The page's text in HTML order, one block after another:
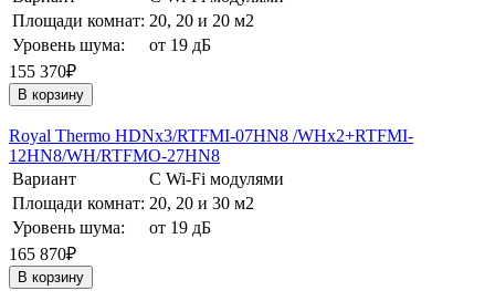
Площади комнат: 20, 20 и 20 м2
Уровень шума:
от 19 дБ
155 370₽
В корзину
Royal Thermo HDNх3/RTFMI-07HN8 /WHх2+RTFMI-
12HN8/WH/RTFMO-27HN8
Вариант
С Wi-Fi модулями
Площади комнат: 20, 20 и 30 м2
Уровень шума:
от 19 дБ
165 870₽
В корзину